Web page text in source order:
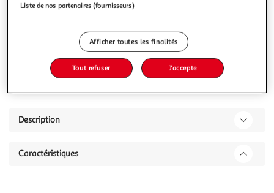
Boulanger
Ajouter au panier
Ajouter à une liste
Description
Caractéristiques
Liste de nos partenaires (fournisseurs)
Afficher toutes les finalités
Tout refuser J'accepte